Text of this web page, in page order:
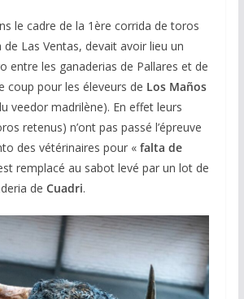
le cadre de la 1ère corrida de toros
Las Ventas, devait avoir lieu un
entre les ganaderias de Pallares et de
coup pour les éleveurs de Los Maños
veedor madrilène). En effet leurs
retenus) n’ont pas passé l’épreuve
des vétérinaires pour « falta de
remplacé au sabot levé par un lot de
de Cuadri.